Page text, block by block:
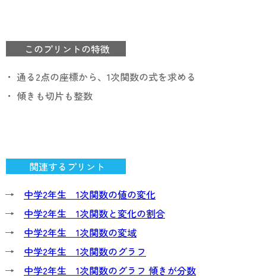
このプリントの特徴
・ 通る2点の座標から、1次関数の式を求める
・ 傾きも切片も整数
関連するプリント
→ 中学2年生 1次関数の値の変化
→ 中学2年生 1次関数と変化の割合
→ 中学2年生 1次関数の変域
→ 中学2年生 1次関数のグラフ
→ 中学2年生 1次関数のグラフ 傾きが分数